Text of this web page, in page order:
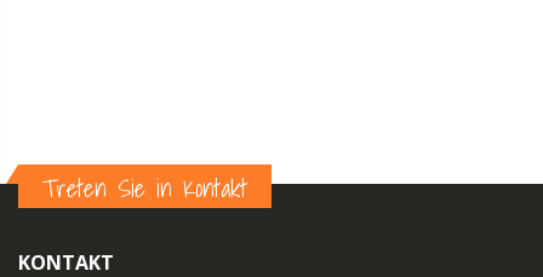
Treten Sie in Kontakt
KONTAKT